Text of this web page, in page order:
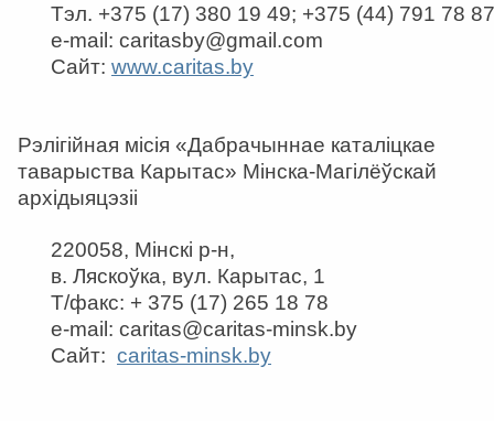
Тэл. +375 (17) 380 19 49; +375 (44) 791 78 87
e-mail: caritasby@gmail.com
Сайт: www.caritas.by
Рэлігійная місія «Дабрачыннае каталіцкае
таварыства Карытас» Мінска-Магілёўскай
архідыяцэзіі
220058, Мінскі р-н,
в. Ляскоўка, вул. Карытас, 1
Т/факс: + 375 (17) 265 18 78
e-mail: caritas@caritas-minsk.by
Сайт: caritas-minsk.by